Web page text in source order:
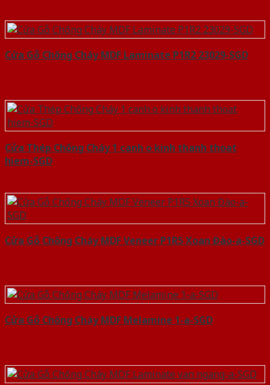
Cửa Gỗ Chống Cháy MDF Laminate P1R2 23029-SGD
Cửa Thép Chống Cháy 1 canh o kinh thanh thoat
hiem-SGD
Cửa Gỗ Chống Cháy MDF Veneer P1R5 Xoan Đào-a-SGD
Cửa Gỗ Chống Cháy MDF Melamine 1-a-SGD